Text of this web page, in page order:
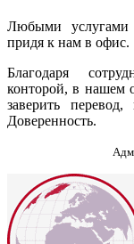
Любыми услугами
придя к нам в офис.
Благодаря
конторой, в нашем
заверить
Доверенность.